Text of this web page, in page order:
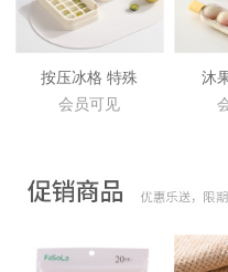
按压冰格 特殊
会员可见
沐